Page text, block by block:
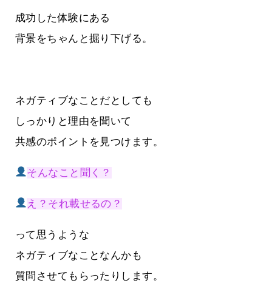
成功した体験にある
背景をちゃんと掘り下げる。
ネガティブなことだとしても
しっかりと理由を聞いて
共感のポイントを見つけます。
そんなこと聞く？
え？それ載せるの？
って思うような
ネガティブなことなんかも
質問させてもらったりします。